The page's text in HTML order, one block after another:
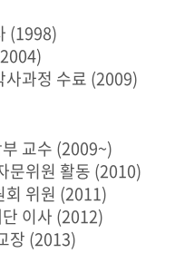
(1998)
사과정 수료 (2009)
교수 (2009~)
문위원 활동 (2010)
회 위원 (2011)
이사 (2012)
장 (2013)